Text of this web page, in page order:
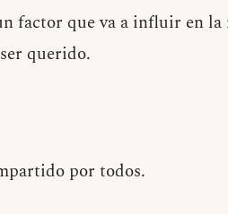
factor que va a influir en la
querido.
por todos.